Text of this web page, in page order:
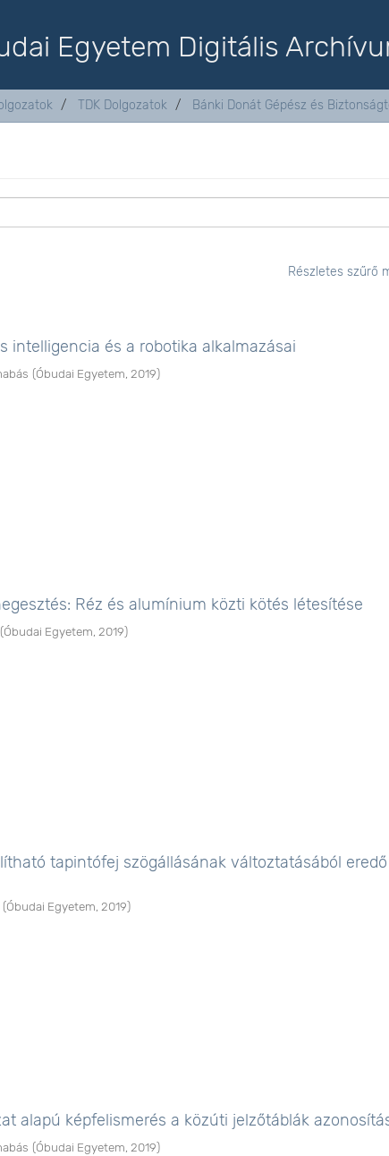
Egyetem Digitális
TDK Dolgozatok Bánki Donát Gépész és
Részletes szűrő
intelligencia és a robotika alkalmazásai
(Óbudai Egyetem 2019)
Réz és alumínium közti kötés létesítése
(Óbudai Egyetem 2019)
tapintófej szögállásának változtatásából
(Óbudai Egyetem 2019)
alapú képfelismerés a közúti jelzőtáblák
(Óbudai Egyetem 2019)